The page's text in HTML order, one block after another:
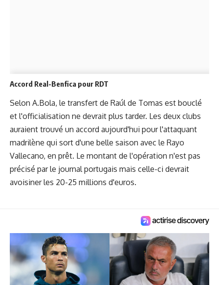
Accord Real-Benfica pour RDT
Selon A.Bola, le transfert de Raúl de Tomas est bouclé
et l'officialisation ne devrait plus tarder. Les deux clubs
auraient trouvé un accord aujourd'hui pour l'attaquant
madrilène qui sort d'une belle saison avec le Rayo
Vallecano, en prêt. Le montant de l'opération n'est pas
précisé par le journal portugais mais celle-ci devrait
avoisiner les 20-25 millions d'euros.